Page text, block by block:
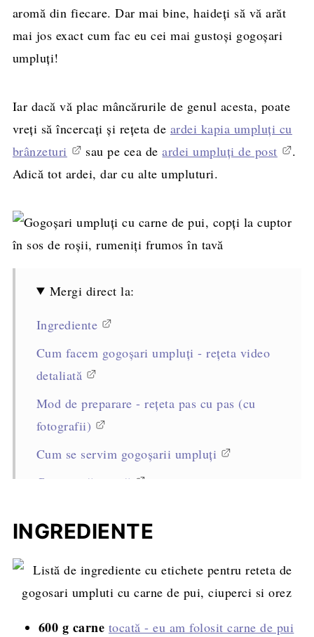
aromă din fiecare. Dar mai bine, haideți să vă arăt
mai jos exact cum fac eu cei mai gustoși gogoșari
umpluți!
Iar dacă vă plac mâncărurile de genul acesta, poate
vreți să încercați și rețeta de ardei kapia umpluți cu
brânzeturi
sau pe cea deardei umpluți de post
.
Adică tot ardei, dar cu alte umpluturi.
Mergi direct la:
Ingrediente
Cum facem gogoșari umpluți - rețeta video
detaliată
Mod de preparare - rețeta pas cu pas (cu
fotografii)
Cum se servim gogoșarii umpluți
Cum se păstrează
Întrebări frecvente
Rețete asemănătoare
Rețeta completă, cantități și mod de
INGREDIENTE
600 g carne tocată - eu am folosit carne de pui